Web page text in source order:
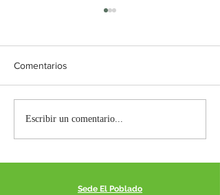
ARTROSIS
Comentarios
Escribir un comentario...
Sede El Poblado